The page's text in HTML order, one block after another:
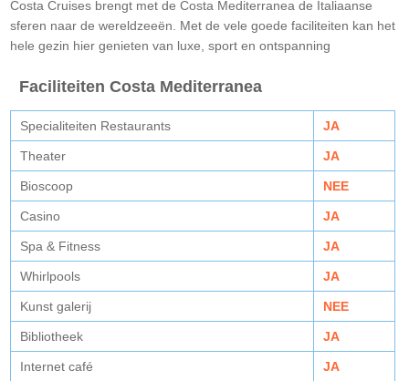
Costa Cruises brengt met de Costa Mediterranea de Italiaanse
sferen naar de wereldzeeën. Met de vele goede faciliteiten kan het
hele gezin hier genieten van luxe, sport en ontspanning
Faciliteiten Costa Mediterranea
Specialiteiten Restaurants JA
Theater JA
Bioscoop NEE
Casino JA
Spa & Fitness JA
Whirlpools JA
Kunst galerij NEE
Bibliotheek JA
Internet café JA